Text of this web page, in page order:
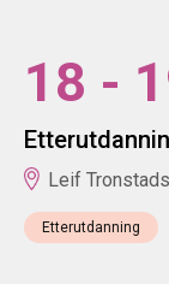
18 -
Leif
Etterutdanning